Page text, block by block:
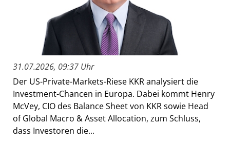
31.07.2026, 09:37 Uhr
Der US-Private-Markets-Riese KKR analysiert die
Investment-Chancen in Europa. Dabei kommt Henry
McVey, CIO des Balance Sheet von KKR sowie Head
of Global Macro & Asset Allocation, zum Schluss,
dass Investoren die...